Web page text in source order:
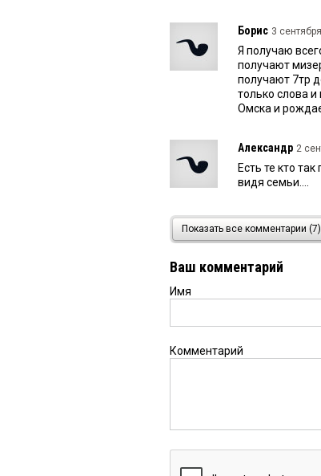
Борис 3
Я получаю
получают
получают 7тр
только слова и
Омска и
Александр 2
Есть те кто
видя семьи....
2
Вы серьёзно?
Омичка 2
123 2 сентября
Показать все комментарии (7)
Ваш комментарий
Имя
Комментарий